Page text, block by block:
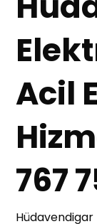
Acil
767
Hüdavendigar